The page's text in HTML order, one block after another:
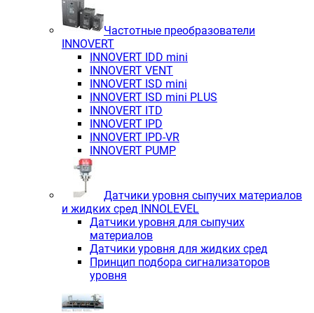
Частотные преобразователи
INNOVERT
INNOVERT IDD mini
INNOVERT VENT
INNOVERT ISD mini
INNOVERT ISD mini PLUS
INNOVERT ITD
INNOVERT IРD
INNOVERT IРD-VR
INNOVERT PUMP
Датчики уровня сыпучих материалов
и жидких сред INNOLEVEL
Датчики уровня для сыпучих
материалов
Датчики уровня для жидких сред
Принцип подбора сигнализаторов
уровня